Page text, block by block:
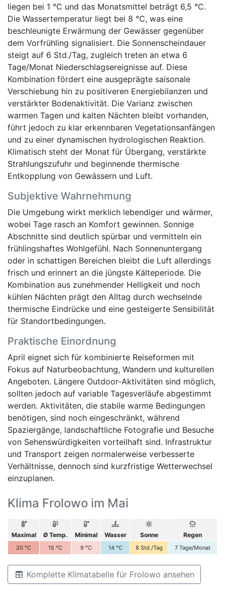
liegen bei 1 °C und das Monatsmittel beträgt 6,5 °C.
Die Wassertemperatur liegt bei 8 °C, was eine
beschleunigte Erwärmung der Gewässer gegenüber
dem Vorfrühling signalisiert. Die Sonnenscheindauer
steigt auf 6 Std./Tag, zugleich treten an etwa 6
Tage/Monat Niederschlagsereignisse auf. Diese
Kombination fördert eine ausgeprägte saisonale
Verschiebung hin zu positiveren Energiebilanzen und
verstärkter Bodenaktivität. Die Varianz zwischen
warmen Tagen und kalten Nächten bleibt vorhanden,
führt jedoch zu klar erkennbaren Vegetationsanfängen
und zu einer dynamischen hydrologischen Reaktion.
Klimatisch steht der Monat für Übergang, verstärkte
Strahlungszufuhr und beginnende thermische
Entkopplung von Gewässern und Luft.
Subjektive Wahrnehmung
Die Umgebung wirkt merklich lebendiger und wärmer,
wobei Tage rasch an Komfort gewinnen. Sonnige
Abschnitte sind deutlich spürbar und vermitteln ein
frühlingshaftes Wohlgefühl. Nach Sonnenuntergang
oder in schattigen Bereichen bleibt die Luft allerdings
frisch und erinnert an die jüngste Kälteperiode. Die
Kombination aus zunehmender Helligkeit und noch
kühlen Nächten prägt den Alltag durch wechselnde
thermische Eindrücke und eine gesteigerte Sensibilität
für Standortbedingungen.
Praktische Einordnung
April eignet sich für kombinierte Reiseformen mit
Fokus auf Naturbeobachtung, Wandern und kulturellen
Angeboten. Längere Outdoor-Aktivitäten sind möglich,
sollten jedoch auf variable Tagesverläufe abgestimmt
werden. Aktivitäten, die stabile warme Bedingungen
benötigen, sind noch eingeschränkt, während
Spaziergänge, landschaftliche Fotografie und Besuche
von Sehenswürdigkeiten vorteilhaft sind. Infrastruktur
und Transport zeigen normalerweise verbesserte
Verhältnisse, dennoch sind kurzfristige Wetterwechsel
einzuplanen.
Klima Frolowo im Mai
Maximal Ø Temp. Minimal Wasser Sonne Regen
20 °C 15 °C 9 °C 14 °C 8 Std./Tag 7 Tage/Monat
Komplette Klimatabelle für Frolowo ansehen